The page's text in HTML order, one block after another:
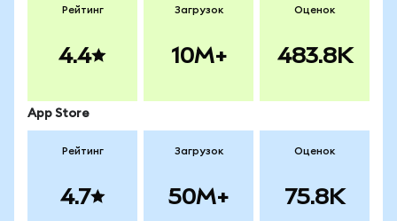
Рейтинг
4.4
Загрузок
10M+
Оценок
483.8K
App Store
Рейтинг
4.7
Загрузок
50M+
Оценок
75.8K